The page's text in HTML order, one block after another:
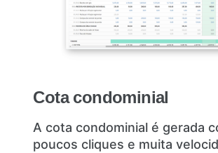
Cota condominial
A cota condominial é gerada
poucos cliques e muita